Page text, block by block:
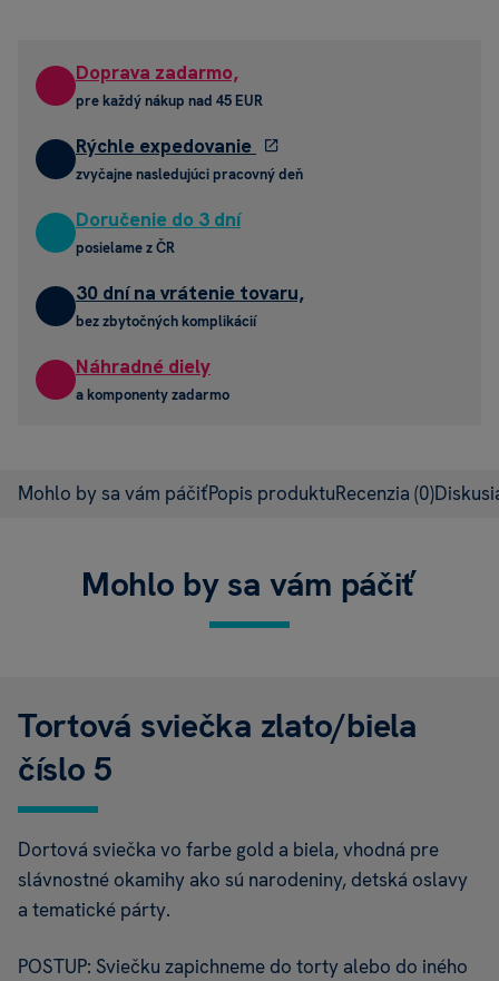
Doprava zadarmo,
pre každý nákup nad 45 EUR
Rýchle expedovanie
zvyčajne nasledujúci pracovný deň
Doručenie do 3 dní
posielame z ČR
30 dní na vrátenie tovaru,
bez zbytočných komplikácií
Náhradné diely
a komponenty zadarmo
Mohlo by sa vám páčiťPopis produktuRecenzia (0)
Mohlo by sa vám páčiť
Tortová sviečka zlato/biela
číslo 5
Dortová sviečka vo farbe gold a biela, vhodná pre
slávnostné okamihy ako sú narodeniny, detská oslavy
a tematické párty.
POSTUP: Sviečku zapichneme do torty alebo do iného